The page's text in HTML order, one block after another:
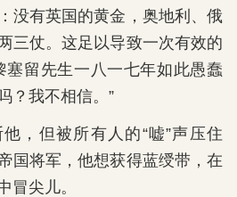
没有英国的黄金，奥地利、俄
三仗。这足以导致一次有效的
塞留先生一八一七年如此愚蠢
？我不相信。”
，但被所有人的“嘘”声压住
国将军，他想获得蓝绶带，在
冒尖儿。